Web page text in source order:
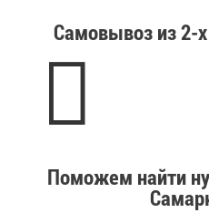
Самовывоз из 2-

Поможем найти